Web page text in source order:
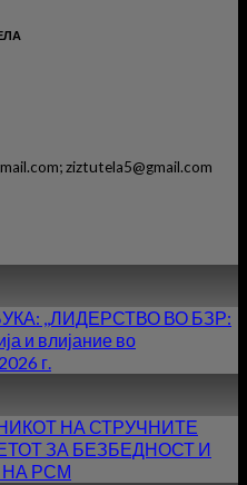
ziztutela5@gmail.com
,,ЛИДЕРСТВО ВО БЗР:
и влијание во
г.
НА СТРУЧНИТЕ
ЗА БЕЗБЕДНОСТ И
НА РСМ